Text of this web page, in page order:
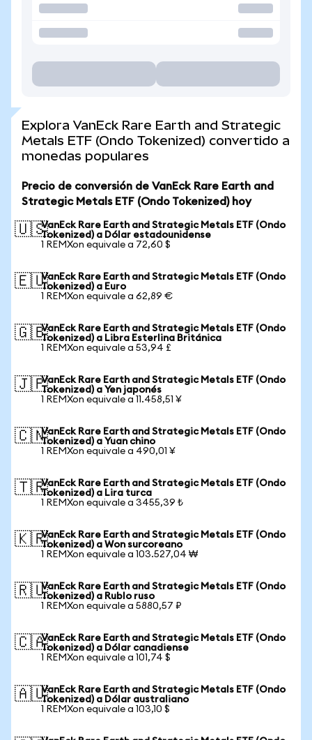
Explora VanEck Rare Earth and Strategic
Metals ETF (Ondo Tokenized) convertido a
monedas populares
Precio de conversión de VanEck Rare Earth and
Strategic Metals ETF (Ondo Tokenized) hoy
🇺🇸VanEck Rare Earth and Strategic Metals ETF (Ondo
Tokenized) a Dólar estadounidense
1 REMXon equivale a 72,60 $
🇪🇺VanEck Rare Earth and Strategic Metals ETF (Ondo
Tokenized) a Euro
1 REMXon equivale a 62,89 €
🇬🇧VanEck Rare Earth and Strategic Metals ETF (Ondo
Tokenized) a Libra Esterlina Británica
1 REMXon equivale a 53,94 £
🇯🇵VanEck Rare Earth and Strategic Metals ETF (Ondo
Tokenized) a Yen japonés
1 REMXon equivale a 11.458,51 ¥
🇨🇳VanEck Rare Earth and Strategic Metals ETF (Ondo
Tokenized) a Yuan chino
1 REMXon equivale a 490,01 ¥
🇹🇷VanEck Rare Earth and Strategic Metals ETF (Ondo
Tokenized) a Lira turca
1 REMXon equivale a 3455,39 ₺
🇰🇷VanEck Rare Earth and Strategic Metals ETF (Ondo
Tokenized) a Won surcoreano
1 REMXon equivale a 103.527,04 ₩
🇷🇺VanEck Rare Earth and Strategic Metals ETF (Ondo
Tokenized) a Rublo ruso
1 REMXon equivale a 5880,57 ₽
🇨🇦VanEck Rare Earth and Strategic Metals ETF (Ondo
Tokenized) a Dólar canadiense
1 REMXon equivale a 101,74 $
🇦🇺VanEck Rare Earth and Strategic Metals ETF (Ondo
Tokenized) a Dólar australiano
1 REMXon equivale a 103,10 $